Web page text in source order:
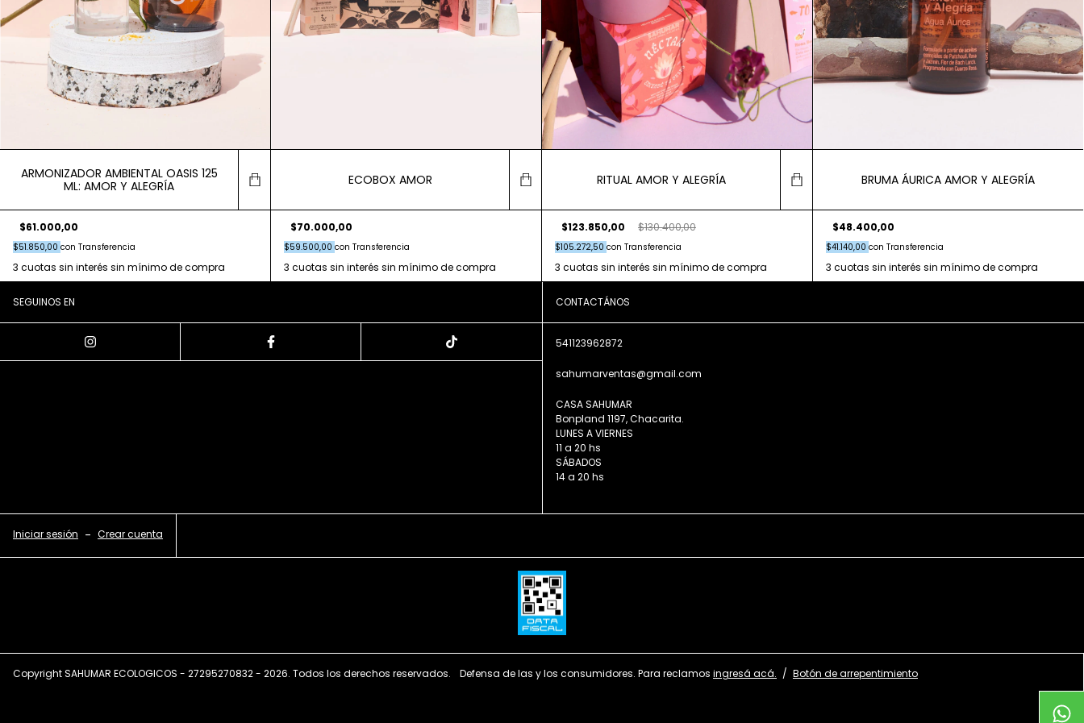
ARMONIZADOR AMBIENTAL OASIS 125
ML: AMOR Y ALEGRÍA
$61.000,00
$51.850,00 con Transferencia
ECOBOX AMOR
$70.000,00
$59.500,00 con Transferencia
RITUAL AMOR Y ALEGRÍA
$123.850,00 $130.400,00
$105.272,50 con Transferencia
BRUMA ÁURICA AMOR Y ALEGRÍA
$48.400,00
$41.140,00 con Transferencia
SEGUINOS EN CONTACTÁNOS
541123962872
sahumarventas@gmail.com
CASA SAHUMAR
Bonpland 1197, Chacarita.
LUNES A VIERNES
11 a 20 hs
SÁBADOS
14 a 20 hs
Iniciar sesión - Crear cuenta
Copyright SAHUMAR ECOLOGICOS - 27295270832 - 2026. Todos los derechos reservados. Defensa de las y los consumidores. Para reclamos ingresá acá. / Botón de arrepentimiento